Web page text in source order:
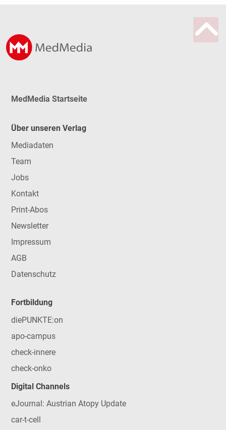
MedMedia Startseite
Über unseren Verlag
Mediadaten
Team
Jobs
Kontakt
Print-Abos
Newsletter
Impressum
AGB
Datenschutz
Fortbildung
diePUNKTE:on
apo-campus
check-innere
check-onko
Digital Channels
eJournal: Austrian Atopy Update
car-t-cell